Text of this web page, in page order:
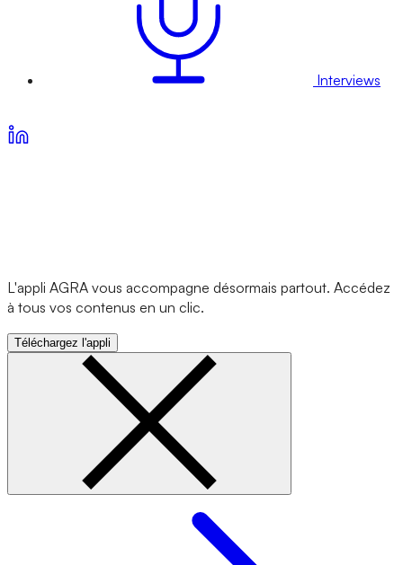
Interviews
L'appli AGRA vous accompagne désormais partout. Accédez
à tous vos contenus en un clic.
Téléchargez l'appli